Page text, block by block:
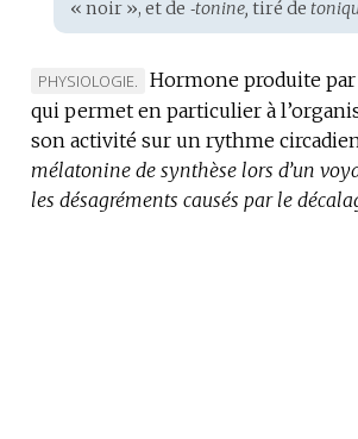
:« noir », et de ‑tonine, tiré de
MARQUE
DE
DOMAINE
:
PHYSIOLOGIE.
Hormone produite par
qui permet en particulier à
son activité sur un rythme
mélatonine de synthèse lors d’un
les désagréments causés par le